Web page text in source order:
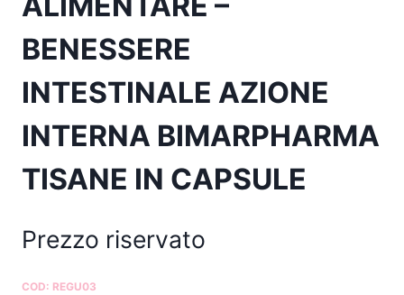
BENESSERE
INTESTINALE AZIONE
INTERNA BIMARPHARMA
TISANE IN CAPSULE
Prezzo riservato
COD: REGU03